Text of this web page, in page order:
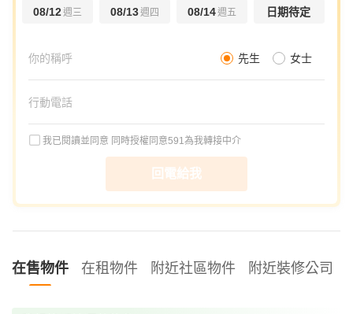
08/12週三 08/13週四 08/14週五 日期待定
先生 女士
我已閱讀並同意 同時授權同意591為我轉接中介
回電給我
在售物件 在租物件 附近社區物件 附近裝修公司